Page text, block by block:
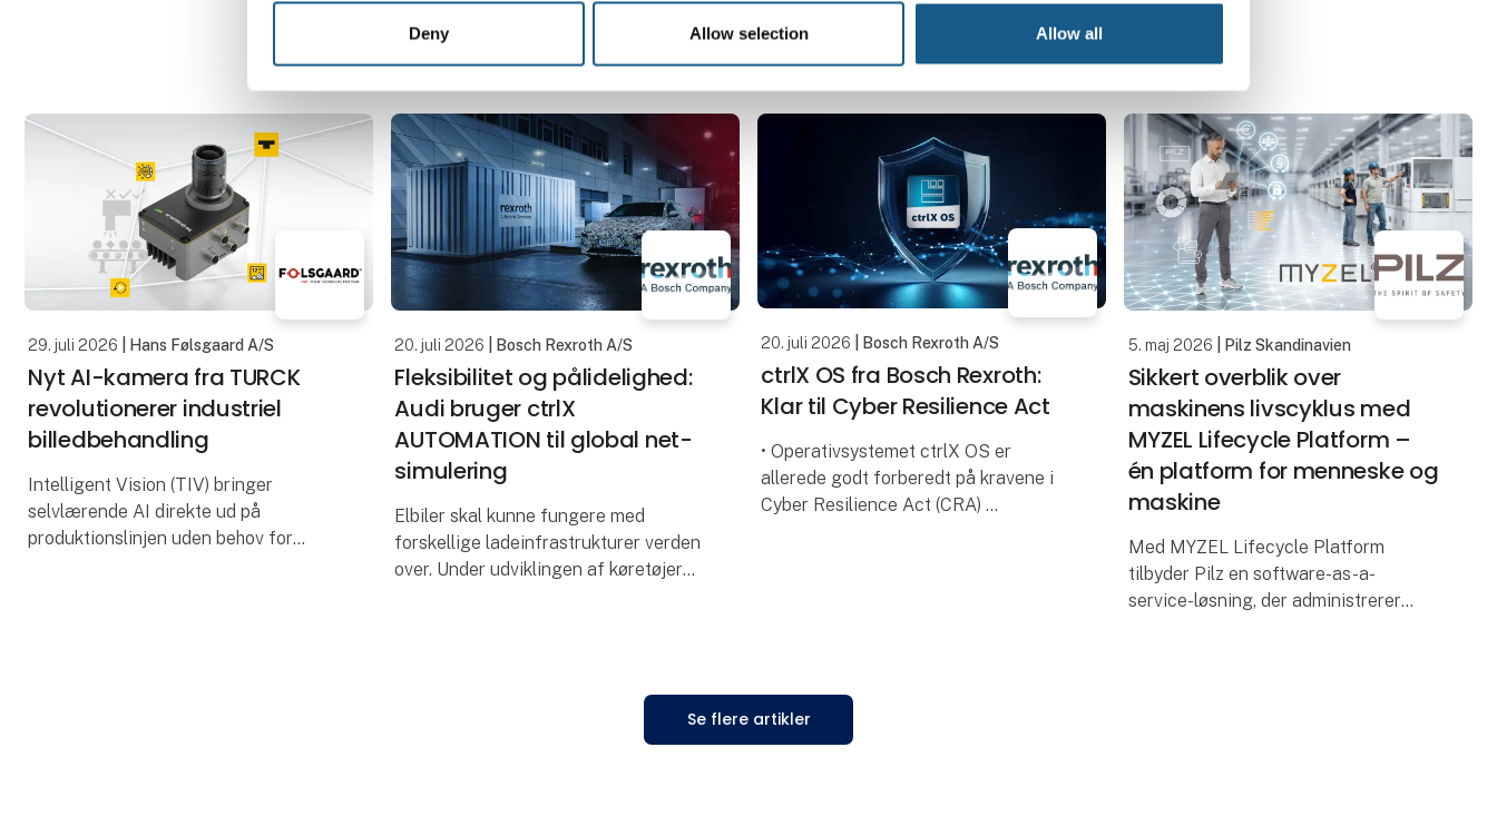
Deny Allow selection Allow all
29. juli 2026 | Hans Følsgaard A/S
Nyt AI-kamera fra TURCK
revolutionerer industriel
billedbehandling
Intelligent Vision (TIV) bringer
selvlærende AI direkte ud på
produktionslinjen uden behov for
20. juli 2026 | Bosch Rexroth A/S
Fleksibilitet og pålidelighed:
Audi bruger ctrlX
AUTOMATION til global net-
simulering
Elbiler skal kunne fungere med
forskellige ladeinfrastrukturer verden
over. Under udviklingen af køretøjer
20. juli 2026 | Bosch Rexroth A/S
ctrlX OS fra Bosch Rexroth:
Klar til Cyber Resilience Act
• Operativsystemet ctrlX OS er
allerede godt forberedt på kravene i
Cyber Resilience Act (CRA)
5. maj 2026 | Pilz Skandinavien
Sikkert overblik over
maskinens livscyklus med
MYZEL Lifecycle Platform –
én platform for menneske og
maskine
Med MYZEL Lifecycle Platform
tilbyder Pilz en software-as-a-
service-løsning, der administrerer
Se flere artikler